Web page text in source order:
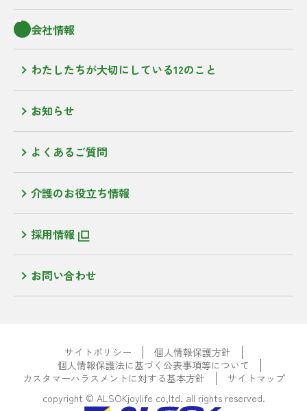
会社情報
わたしたちが大切にしている12のこと
お知らせ
よくあるご質問
介護のお役立ち情報
採用情報
お問い合わせ
サイトポリシー
個人情報保護方針
個人情報保護法に基づく公表事項等について
カスタマーハラスメントに対する基本方針
サイトマップ
copyright © ALSOKjoylife co,ltd. all rights reserved.